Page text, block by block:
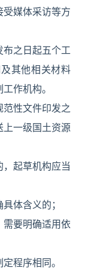
媒体采访等方
布之日起五个工
其他相关材料
作机构。
范性文件印发之
上一级国土资源
起草机构应当
体含义的；
需要明确适用依
程序相同。